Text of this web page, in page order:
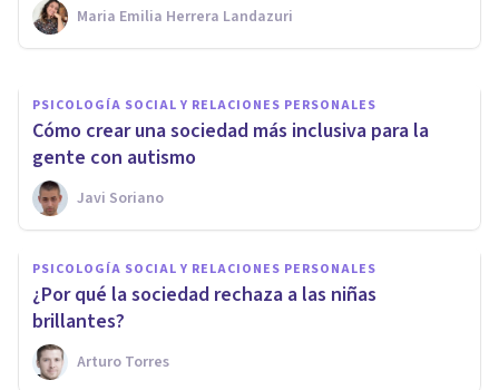
Maria Emilia Herrera Landazuri
Elisabet Rodríguez Camón
PSICOLOGÍA SOCIAL Y RELACIONES PERSONALES
Cómo crear una sociedad más inclusiva para la
gente con autismo
Javi Soriano
PSICOLOGÍA SOCIAL Y RELACIONES PERSONALES
​¿Por qué la sociedad rechaza a las niñas
brillantes?
Arturo Torres